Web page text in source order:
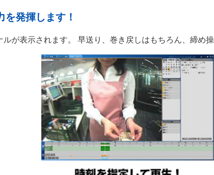
を発揮します！
が表示されます。 早送り、巻き戻しはもちろん、締め